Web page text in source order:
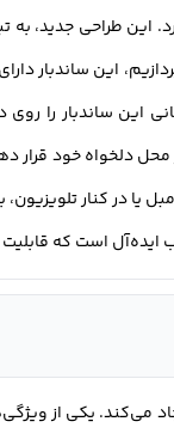
این ساندبار
این ساندبار را
دلخواه خود
در کنار
است که